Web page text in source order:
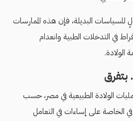
البديلة، فإن هذه الممارسات
في التدخلات الطبية وانعدام
الولادة الطبيعية في مصر، حسب
الخاصة على إساءات في التعامل